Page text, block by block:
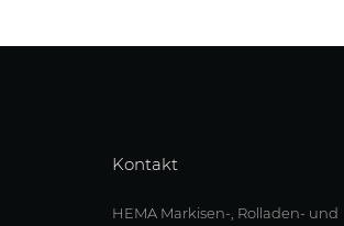
Kontakt
HEMA Markisen-, Rolladen- und